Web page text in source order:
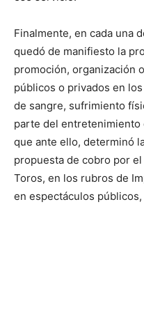
Finalmente, en cada una
quedó de manifiesto la
promoción, organización
públicos o privados en
de sangre, sufrimiento
parte del entretenimiento
que ante ello, determinó
propuesta de cobro por
Toros, en los rubros de
en espectáculos